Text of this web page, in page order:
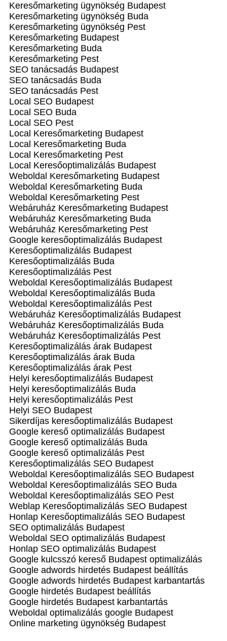
Keresőmarketing ügynökség Budapest
Keresőmarketing ügynökség Buda
Keresőmarketing ügynökség Pest
Keresőmarketing Budapest
Keresőmarketing Buda
Keresőmarketing Pest
SEO tanácsadás Budapest
SEO tanácsadás Buda
SEO tanácsadás Pest
Local SEO Budapest
Local SEO Buda
Local SEO Pest
Local Keresőmarketing Budapest
Local Keresőmarketing Buda
Local Keresőmarketing Pest
Local Keresőoptimalizálás Budapest
Weboldal Keresőmarketing Budapest
Weboldal Keresőmarketing Buda
Weboldal Keresőmarketing Pest
Webáruház Keresőmarketing Budapest
Webáruház Keresőmarketing Buda
Webáruház Keresőmarketing Pest
Google keresőoptimalizálás Budapest
Keresőoptimalizálás Budapest
Keresőoptimalizálás Buda
Keresőoptimalizálás Pest
Weboldal Keresőoptimalizálás Budapest
Weboldal Keresőoptimalizálás Buda
Weboldal Keresőoptimalizálás Pest
Webáruház Keresőoptimalizálás Budapest
Webáruház Keresőoptimalizálás Buda
Webáruház Keresőoptimalizálás Pest
Keresőoptimalizálás árak Budapest
Keresőoptimalizálás árak Buda
Keresőoptimalizálás árak Pest
Helyi keresőoptimalizálás Budapest
Helyi keresőoptimalizálás Buda
Helyi keresőoptimalizálás Pest
Helyi SEO Budapest
Sikerdíjas keresőoptimalizálás Budapest
Google kereső optimalizálás Budapest
Google kereső optimalizálás Buda
Google kereső optimalizálás Pest
Keresőoptimalizálás SEO Budapest
Weboldal Keresőoptimalizálás SEO Budapest
Weboldal Keresőoptimalizálás SEO Buda
Weboldal Keresőoptimalizálás SEO Pest
Weblap Keresőoptimalizálás SEO Budapest
Honlap Keresőoptimalizálás SEO Budapest
SEO optimalizálás Budapest
Weboldal SEO optimalizálás Budapest
Honlap SEO optimalizálás Budapest
Google kulcsszó kereső Budapest optimalizálás
Google adwords hirdetés Budapest beállítás
Google adwords hirdetés Budapest karbantartás
Google hirdetés Budapest beállítás
Google hirdetés Budapest karbantartás
Weboldal optimalizálás google Budapest
Online marketing ügynökség Budapest